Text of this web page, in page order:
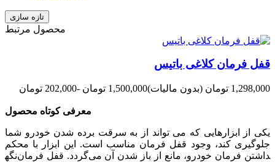
محصول مرتبط
قفل فرمان کلاغی باتیس
1,298,000 تومان (بدون مالیات)1,500,000 تومان -202,000 تومان
معرفی کوتاه محصول
یکی از ابزارهایی که می‌ تواند از به سرقت برده شدن خودرو شما
جلوگیری کند، وجود قفل فرمان مناسب است. این ابزار با محکم
نگه‎داشتن فرمان خودرو، مانع از باز شدن آن می‌گردد. قفل فرمان